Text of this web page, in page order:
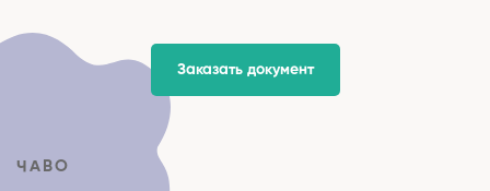
Заказать документ
ЧАВО